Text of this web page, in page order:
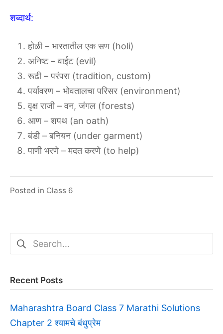
शब्दार्थ:
होळी – भारतातील एक सण (holi)
अनिष्ट – वाईट (evil)
रूढी – परंपरा (tradition, custom)
पर्यावरण – भोवतालचा परिसर (environment)
वृक्ष राजी – वन, जंगल (forests)
आण – शपथ (an oath)
बंडी – बनियन (under garment)
पाणी भरणे – मदत करणे (to help)
Posted in Class 6
Search
for:
Recent Posts
Maharashtra Board Class 7 Marathi Solutions
Chapter 2 श्यामचे बंधुप्रेम